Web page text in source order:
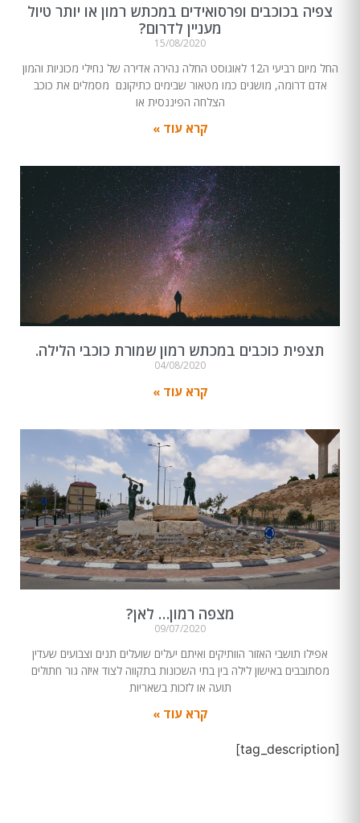
צפיה בכוכבים ופרסואידים במכתש רמון או יותר טיול
מעניין לדרום?
15/08/2020
החל מיום רביעי ה12 לאוגוסט החלה נהירה אדירה של נחילי מכוניות והמון
אדם דרומה, מושגים כמו מטאור שבימים כתיקונם מסמלים את כוכב
הצלחה הפיננסית או
קרא עוד »
תצפית כוכבים במכתש רמון שמורת כוכבי הלילה.
04/08/2020
קרא עוד »
מצפה רמון… לאן?
09/07/2020
אפילו תושבי האזור הוותיקים ואיתם יעלים שועלים תנים וצבועים שעדין
מסתובבים באישון לילה בין בתי השכונות בתקווה לצוד איזה גור חתולים
תועה או לזכות בשאריות
קרא עוד »
[tag_description]